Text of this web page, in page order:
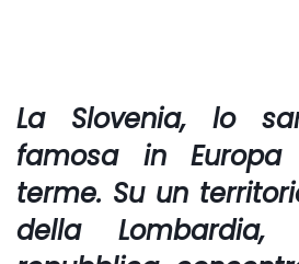
La Slovenia, lo
famosa in
terme. Su un
della